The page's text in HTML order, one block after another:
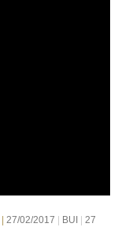
27/02/2017 BUI
27